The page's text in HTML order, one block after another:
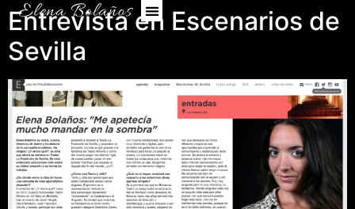
Entrevista en Escenarios de
Sevilla